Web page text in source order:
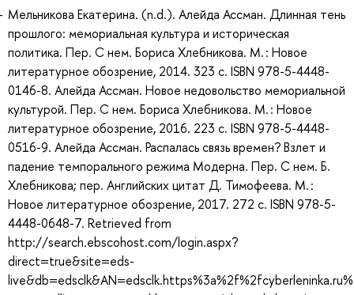
Мельникова Екатерина. (n.d.). Алейда Ассман. Длинная тень
прошлого: мемориальная культура и историческая
политика. Пер. С нем. Бориса Хлебникова. М. : Новое
литературное обозрение, 2014. 323 с. ISBN 978-5-4448-
0146-8. Алейда Ассман. Новое недовольство мемориальной
культурой. Пер. С нем. Бориса Хлебникова. М. : Новое
литературное обозрение, 2016. 223 с. ISBN 978-5-4448-
0516-9. Алейда Ассман. Распалась связь времен? Взлет и
падение темпорального режима Модерна. Пер. С нем. Б.
Хлебникова; пер. Английских цитат Д. Тимофеева. М. :
Новое литературное обозрение, 2017. 272 с. ISBN 978-5-
4448-0648-7. Retrieved from
http://search.ebscohost.com/login.aspx?
direct=true&site=eds-